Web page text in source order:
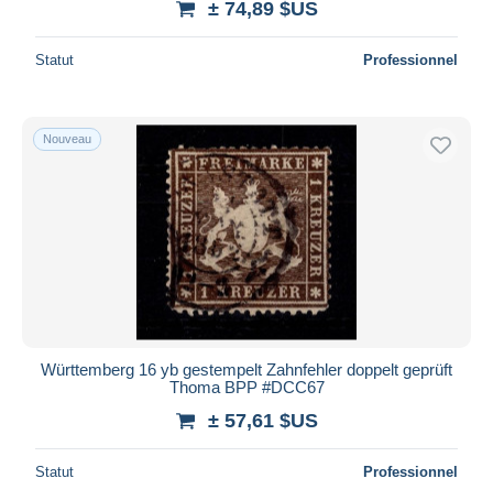
± 74,89 $US
Statut Professionnel
Nouveau
Württemberg 16 yb gestempelt Zahnfehler doppelt geprüft
Thoma BPP #DCC67
± 57,61 $US
Statut Professionnel